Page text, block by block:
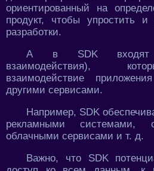
ориентированный на
продукт, чтобы упростить
разработки.
А в SDK входят
взаимодействия),
взаимодействие
другими сервисами.
Например, SDK
рекламными системами,
облачными сервисами и т. д.
Важно, что SDK